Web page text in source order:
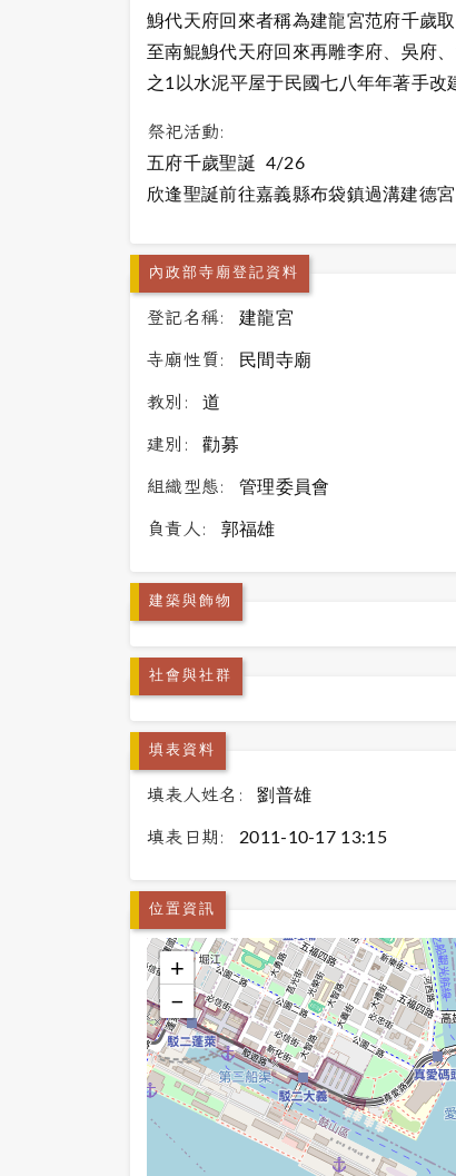
鯓代天府回來者稱為建龍宮范府千歲
至南鯤鯓代天府回來再雕李府、吳府
之1以水泥平屋于民國七八年年著手改
祭祀活動:
五府千歲聖誕 4/26
欣逢聖誕前往嘉義縣布袋鎮過溝建德
內政部寺廟登記資料
登記名稱: 建龍宮
寺廟性質: 民間寺廟
教別: 道
建別: 勸募
組織型態: 管理委員會
負責人: 郭福雄
建築與飾物
社會與社群
填表資料
填表人姓名: 劉普雄
填表日期: 2011-10-17 13:15
位置資訊
+
−